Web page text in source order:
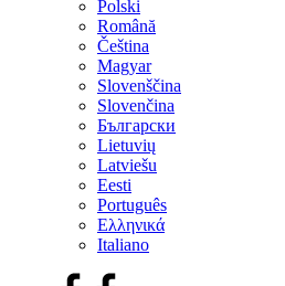
Polski
Română
Čeština
Magyar
Slovenščina
Slovenčina
Български
Lietuvių
Latviešu
Eesti
Português
Ελληνικά
Italiano
Facebook